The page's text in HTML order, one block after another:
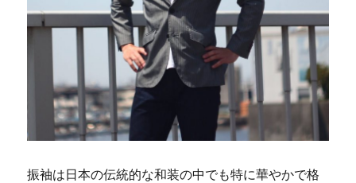
振袖は日本の伝統的な和装の中でも特に華やかで格